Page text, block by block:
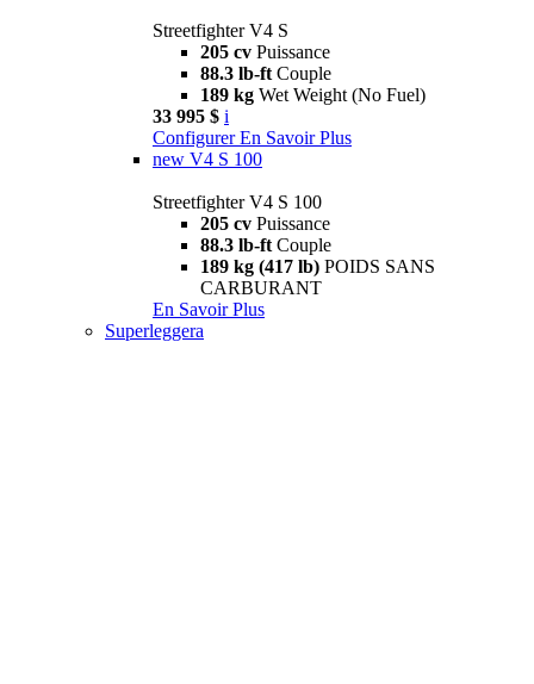
Streetfighter V4 S
205 cv Puissance
88.3 lb-ft Couple
189 kg Wet Weight (No Fuel)
33 995 $ i
Configurer En Savoir Plus
new V4 S 100
Streetfighter V4 S 100
205 cv Puissance
88.3 lb-ft Couple
189 kg (417 lb) POIDS SANS
CARBURANT
En Savoir Plus
Superleggera